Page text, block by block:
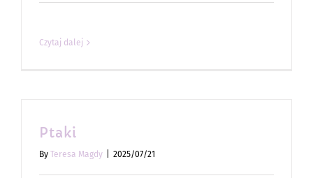
Czytaj dalej
Ptaki
By Teresa Magdy 2025/07/21